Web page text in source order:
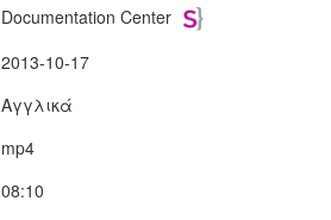
Documentation Center
2013-10-17
Αγγλικά
mp4
08:10